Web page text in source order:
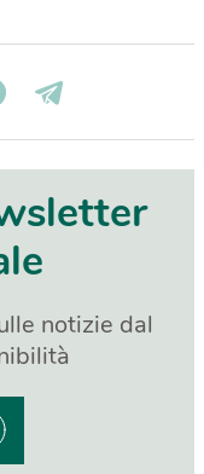
notizie dal